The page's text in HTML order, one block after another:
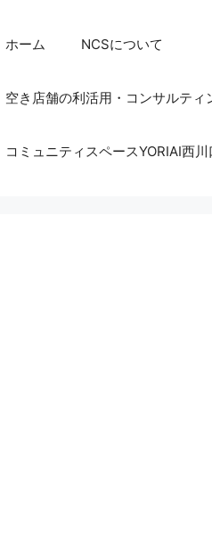
ホーム NCSについて
空き店舗の利活用・コンサルティ
コミュニティスペースYORIAI西川